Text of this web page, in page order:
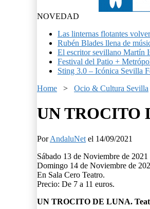
NOVEDAD
Las linternas flotantes
Rubén Blades llena de
El escritor sevillano Martín
Festival del Patio +
Sting 3.0 – Icónica Sevilla
Home > Ocio & Cultura Sevilla
UN TROCITO
PorAndaluNet el 14/09/2021
Sábado 13 de Noviembre de 2021
Domingo 14 de Noviembre de
En Sala Cero Teatro.
Precio: De 7 a 11 euros.
UN TROCITO DE LUNA.